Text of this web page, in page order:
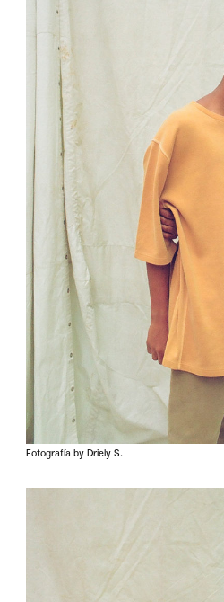
Fotografía by Driely S.